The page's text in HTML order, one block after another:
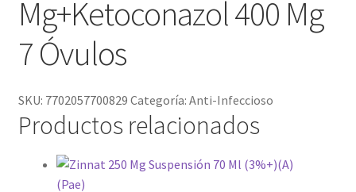
Mg+Ketoconazol 400 Mg
7 Óvulos
SKU: 7702057700829 Categoría: Anti-Infeccioso
Productos relacionados